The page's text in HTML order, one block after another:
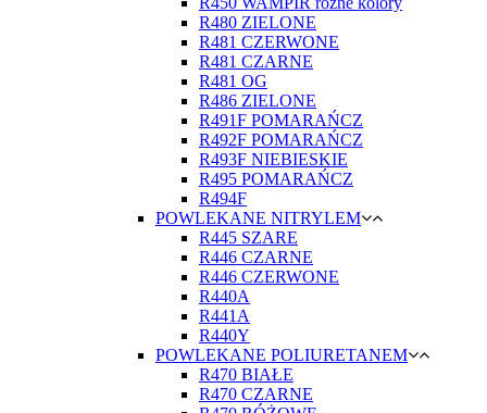
R480 ZIELONE
R481 CZERWONE
R481 CZARNE
R481 OG
R486 ZIELONE
R491F POMARAŃCZ
R492F POMARAŃCZ
R493F NIEBIESKIE
R495 POMARAŃCZ
R494F
POWLEKANE NITRYLEM
R445 SZARE
R446 CZARNE
R446 CZERWONE
R440A
R441A
R440Y
POWLEKANE POLIURETANEM
R470 BIAŁE
R470 CZARNE